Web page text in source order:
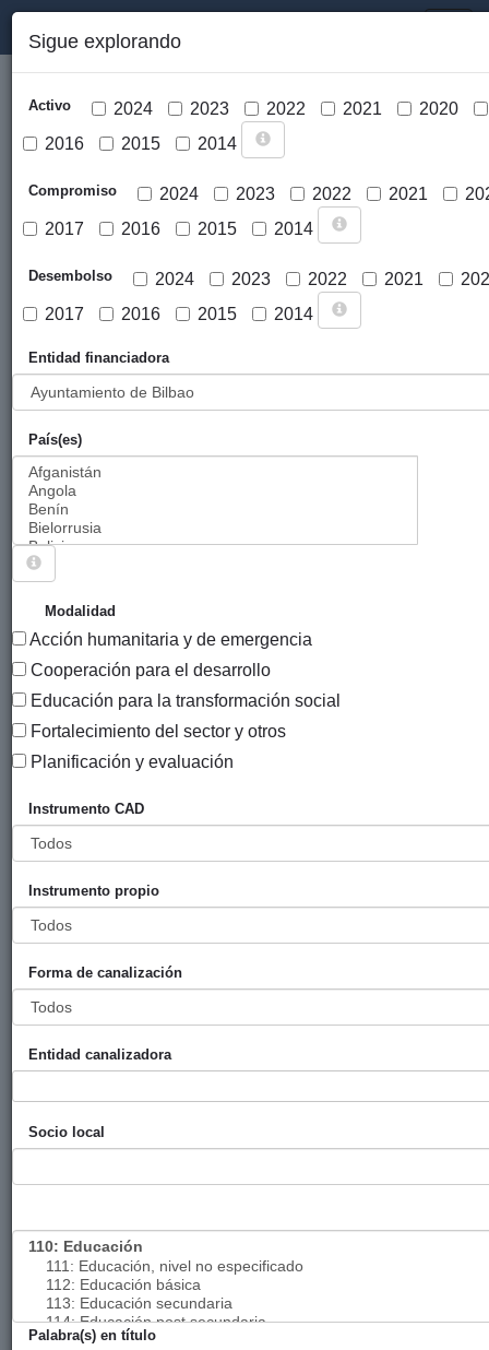
Cargar mapa
Sigue explorando
Activo 2024 2023 2022 2021
2020
2016
2015 2014
Compromiso 2024 2023 2022 2021
2017
2016 2015 2014
Desembolso 2024 2023 2022 2021
2017
2016 2015 2014
Entidad financiadora
País(es)
Modalidad
Acción humanitaria y de emergencia
Cooperación para el desarrollo
Educación para la transformación social
Fortalecimiento del sector y otros
Planificación y evaluación
Instrumento CAD
Instrumento propio
Forma de canalización
Entidad canalizadora
Socio local
Palabra(s) en título
PROYECTOS (CO)FINANCIADOS POR
AYUNTAMIENTO DE BILBAO.
899 PROYECTOS
Entidad
financiadora
Celebración
del 20
de la
colaboración
con la
Colectiva
El Salvador
Ayuntamiento
Bilbao 2024
Celebración
Comercio
mayo de
Campaña a
favor del
Comercio
Justo Black
Friday, del 2
de Bilbao